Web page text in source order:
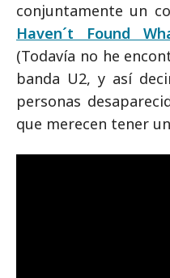
conjuntamente un
Haven´t Found
(Todavía no he
banda U2, y así
personas
que merecen tener